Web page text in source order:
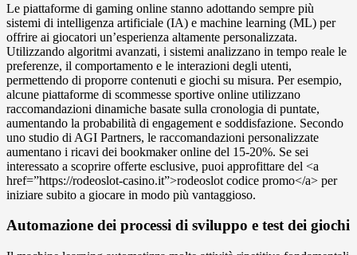
Le piattaforme di gaming online stanno adottando sempre più
sistemi di intelligenza artificiale (IA) e machine learning (ML) per
offrire ai giocatori un’esperienza altamente personalizzata.
Utilizzando algoritmi avanzati, i sistemi analizzano in tempo reale le
preferenze, il comportamento e le interazioni degli utenti,
permettendo di proporre contenuti e giochi su misura. Per esempio,
alcune piattaforme di scommesse sportive online utilizzano
raccomandazioni dinamiche basate sulla cronologia di puntate,
aumentando la probabilità di engagement e soddisfazione. Secondo
uno studio di AGI Partners, le raccomandazioni personalizzate
aumentano i ricavi dei bookmaker online del 15-20%. Se sei
interessato a scoprire offerte esclusive, puoi approfittare del <a
href=”https://rodeoslot-casino.it”>rodeoslot codice promo</a> per
iniziare subito a giocare in modo più vantaggioso.
Automazione dei processi di sviluppo e test dei giochi